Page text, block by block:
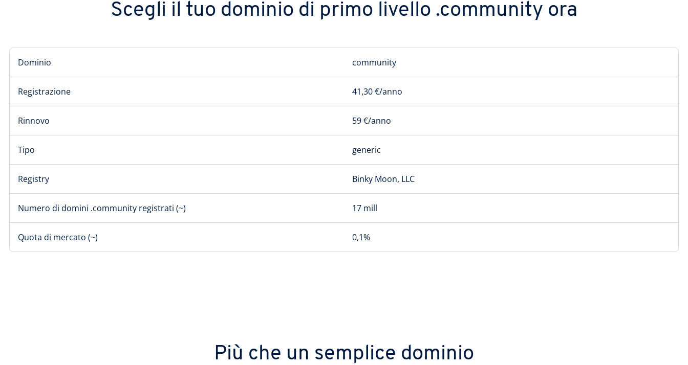
Scegli il tuo dominio di primo livello .community ora
Dominio community
Registrazione 41,30 €/anno
Rinnovo 59 €/anno
Tipo generic
Registry Binky Moon, LLC
Numero di domini .community registrati (~) 17 mill
Quota di mercato (~) 0,1%
Più che un semplice dominio